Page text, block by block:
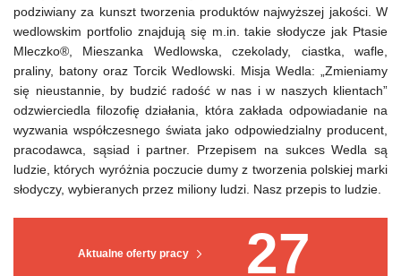
Aktualne oferty pracy 27
podziwiany za kunszt tworzenia produktów najwyższej jakości. W
wedlowskim portfolio znajdują się m.in. takie słodycze jak Ptasie
Mleczko®, Mieszanka Wedlowska, czekolady, ciastka, wafle,
praliny, batony oraz Torcik Wedlowski. Misja Wedla: „Zmieniamy
się nieustannie, by budzić radość w nas i w naszych klientach”
odzwierciedla filozofię działania, która zakłada odpowiadanie na
wyzwania współczesnego świata jako odpowiedzialny producent,
pracodawca, sąsiad i partner. Przepisem na sukces Wedla są
ludzie, których wyróżnia poczucie dumy z tworzenia polskiej marki
słodyczy, wybieranych przez miliony ludzi. Nasz przepis to ludzie.